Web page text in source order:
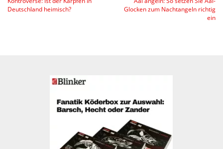
Deutschland heimisch?
Glocken zum Nachtangeln richtig
ein